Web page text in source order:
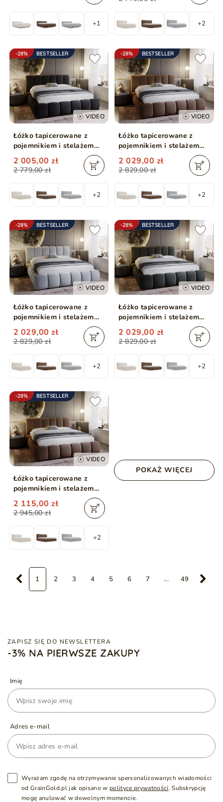
+1 +2
-28% BESTSELLER
VIDEO
Łóżko tapicerowane z
pojemnikiem i stelażem
160x200 Cloud
Antracytowe
2 779,00 zł
2 005,00 zł
+2
-28% BESTSELLER
VIDEO
Łóżko tapicerowane z
pojemnikiem i stelażem
180x200 Cloud Brązowy
2 829,00 zł
2 029,00 zł
+2
-28% BESTSELLER
VIDEO
Łóżko tapicerowane z
pojemnikiem i stelażem
180x200 Cloud Jasny szary
2 829,00 zł
2 029,00 zł
+2
-28% BESTSELLER
VIDEO
Łóżko tapicerowane z
pojemnikiem i stelażem
180x200 Cloud Ciemny
szary
2 829,00 zł
2 029,00 zł
+2
-28% BESTSELLER
VIDEO
Łóżko tapicerowane z
pojemnikiem i stelażem
200x200 Cloud Brązowy
2 945,00 zł
2 115,00 zł
+2
POKAŻ WIĘCEJ
1 2 3 4 5 6 7 ... 49
ZAPISZ SIĘ DO NEWSLETTERA
-3% NA PIERWSZE ZAKUPY
Imię
Adres e-mail
Wyrażam zgodę na otrzymywanie spersonalizowanych wiadomości
od GrainGold.pl jak opisano w polityce prywatności. Subskrypcję
mogę anulować w dowolnym momencie.